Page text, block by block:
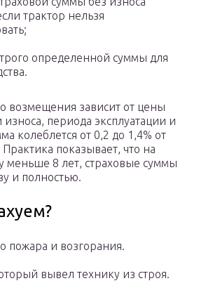
трактор нельзя
определенной суммы для
возмещения зависит от цены
износа, периода эксплуатации и
колеблется от 0,2 до 1,4% от
показывает, что на
меньше 8 лет, страховые суммы
и полностью.
пожара и возгорания.
вывел технику из строя.